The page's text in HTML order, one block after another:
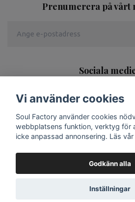
Prenumerera på vårt
Sociala
© 2026 Soul
Vi använder cookies
Soul Factory använder cookies
webbplatsens funktion, verktyg för
icke anpassad annonsering. Läs vår
Godkänn alla
Inställningar